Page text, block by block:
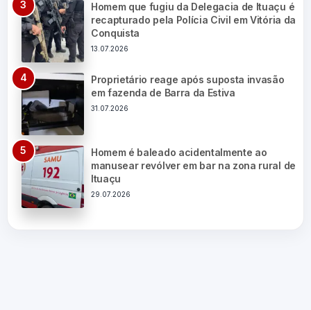
Homem que fugiu da Delegacia de Ituaçu é
recapturado pela Polícia Civil em Vitória da
Conquista
13.07.2026
Proprietário reage após suposta invasão
em fazenda de Barra da Estiva
31.07.2026
Homem é baleado acidentalmente ao
manusear revólver em bar na zona rural de
Ituaçu
29.07.2026